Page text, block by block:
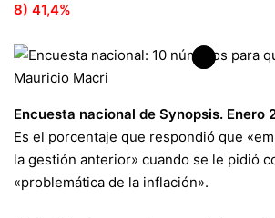
8) 41,4%
Encuesta nacional de Synopsis. Enero
Es el porcentaje que respondió que
la gestión anterior» cuando se le pidió
«problemática de la inflación».